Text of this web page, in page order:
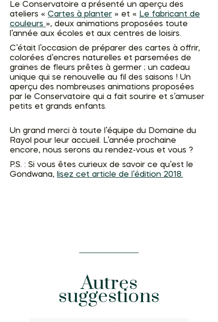
Le Conservatoire a présenté un aperçu des
ateliers « Cartes à planter » et « Le fabricant de
couleurs », deux animations proposées toute
l’année aux écoles et aux centres de loisirs.
C’était l’occasion de préparer des cartes à offrir,
colorées d’encres naturelles et parsemées de
graines de fleurs prêtes à germer ; un cadeau
unique qui se renouvelle au fil des saisons ! Un
aperçu des nombreuses animations proposées
par le Conservatoire qui a fait sourire et s’amuser
petits et grands enfants.
Un grand merci à toute l’équipe du Domaine du
Rayol pour leur accueil. L’année prochaine
encore, nous serons au rendez-vous et vous ?
P.S. : Si vous êtes curieux de savoir ce qu’est le
Gondwana, lisez cet article de l’édition 2018.
Autres
suggestions